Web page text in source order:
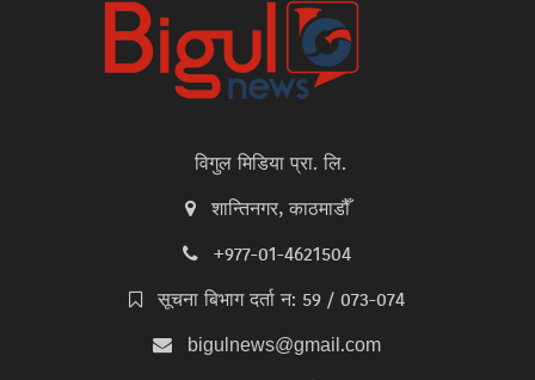
विगुल मिडिया प्रा. लि.
शान्तिनगर, काठमाडौँ
+977-01-4621504
सूचना बिभाग दर्ता न: 59 / 073-074
bigulnews@gmail.com